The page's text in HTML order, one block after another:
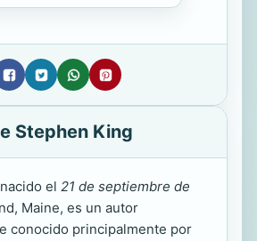
Stephen King
el 21 de septiembre de
Maine, es un autor
conocido principalmente por